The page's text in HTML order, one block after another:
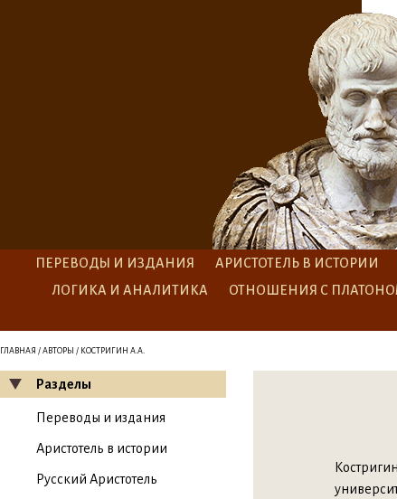
ПЕРЕВОДЫ И ИЗДАНИЯ АРИСТОТЕЛЬ В ИСТОРИИ
ЛОГИКА И АНАЛИТИКА
ОТНОШЕНИЯ С
ГЛАВНАЯ / АВТОРЫ / КОСТРИГИН А.А.
Разделы
Переводы и издания
Аристотель в истории
Русский Аристотель